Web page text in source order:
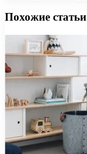
Похожие статьи